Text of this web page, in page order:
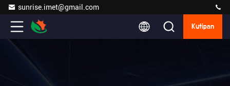
sunrise.imet@gmail.com
Kutipan